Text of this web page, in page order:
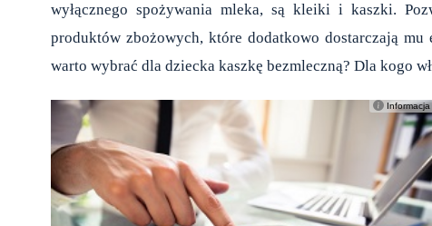
wyłącznego spożywania mleka, są kleiki i kaszki.
produktów zbożowych, które dodatkowo dostarczają
warto wybrać dla dziecka kaszkę bezmleczną? Dla kogo